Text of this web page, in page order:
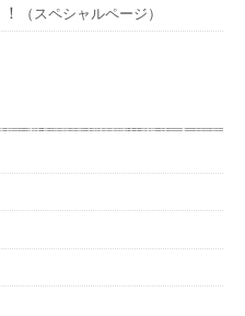
（スペシャルページ）